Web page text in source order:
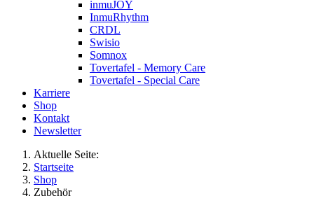
inmuJOY
InmuRhythm
CRDL
Swisio
Somnox
Tovertafel - Memory Care
Tovertafel - Special Care
Karriere
Shop
Kontakt
Newsletter
Aktuelle Seite:
Startseite
Shop
Zubehör